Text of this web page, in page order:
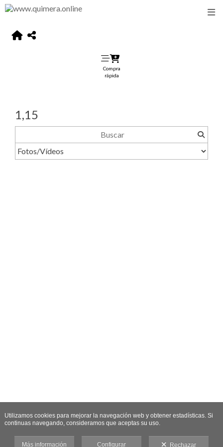
Compra
rápida
1,15
Utilizamos cookies para mejorar la navegación web y obtener estadísticas. Si
continuas navegando, consideramos que aceptas su uso.
Más información Configurar Rechazar